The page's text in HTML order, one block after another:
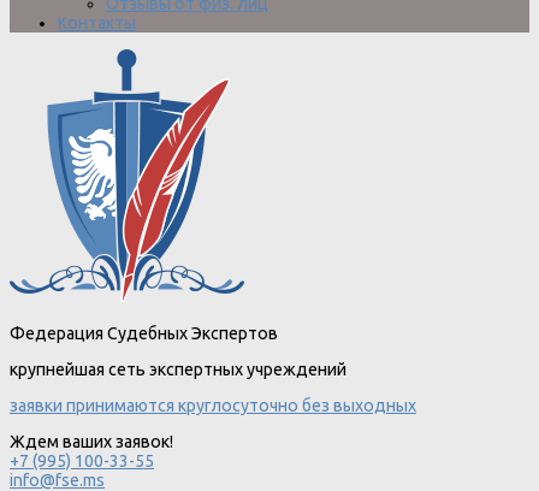
Отзывы от физ. лиц
Контакты
Федерация Судебных Экспертов
крупнейшая сеть экспертных учреждений
заявки принимаются круглосуточно без выходных
Ждем ваших заявок!
+7 (995) 100-33-55
info@fse.ms